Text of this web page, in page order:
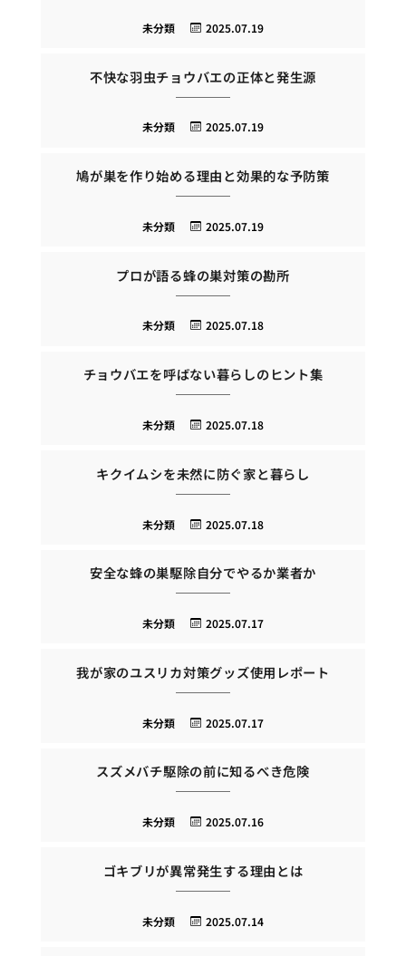
2025.07.19
未分類
不快な羽虫チョウバエの正体と発生源
2025.07.19
未分類
鳩が巣を作り始める理由と効果的な予防策
2025.07.19
未分類
プロが語る蜂の巣対策の勘所
2025.07.18
未分類
チョウバエを呼ばない暮らしのヒント集
2025.07.18
未分類
キクイムシを未然に防ぐ家と暮らし
2025.07.18
未分類
安全な蜂の巣駆除自分でやるか業者か
2025.07.17
未分類
我が家のユスリカ対策グッズ使用レポート
2025.07.17
未分類
スズメバチ駆除の前に知るべき危険
2025.07.16
未分類
ゴキブリが異常発生する理由とは
2025.07.14
未分類